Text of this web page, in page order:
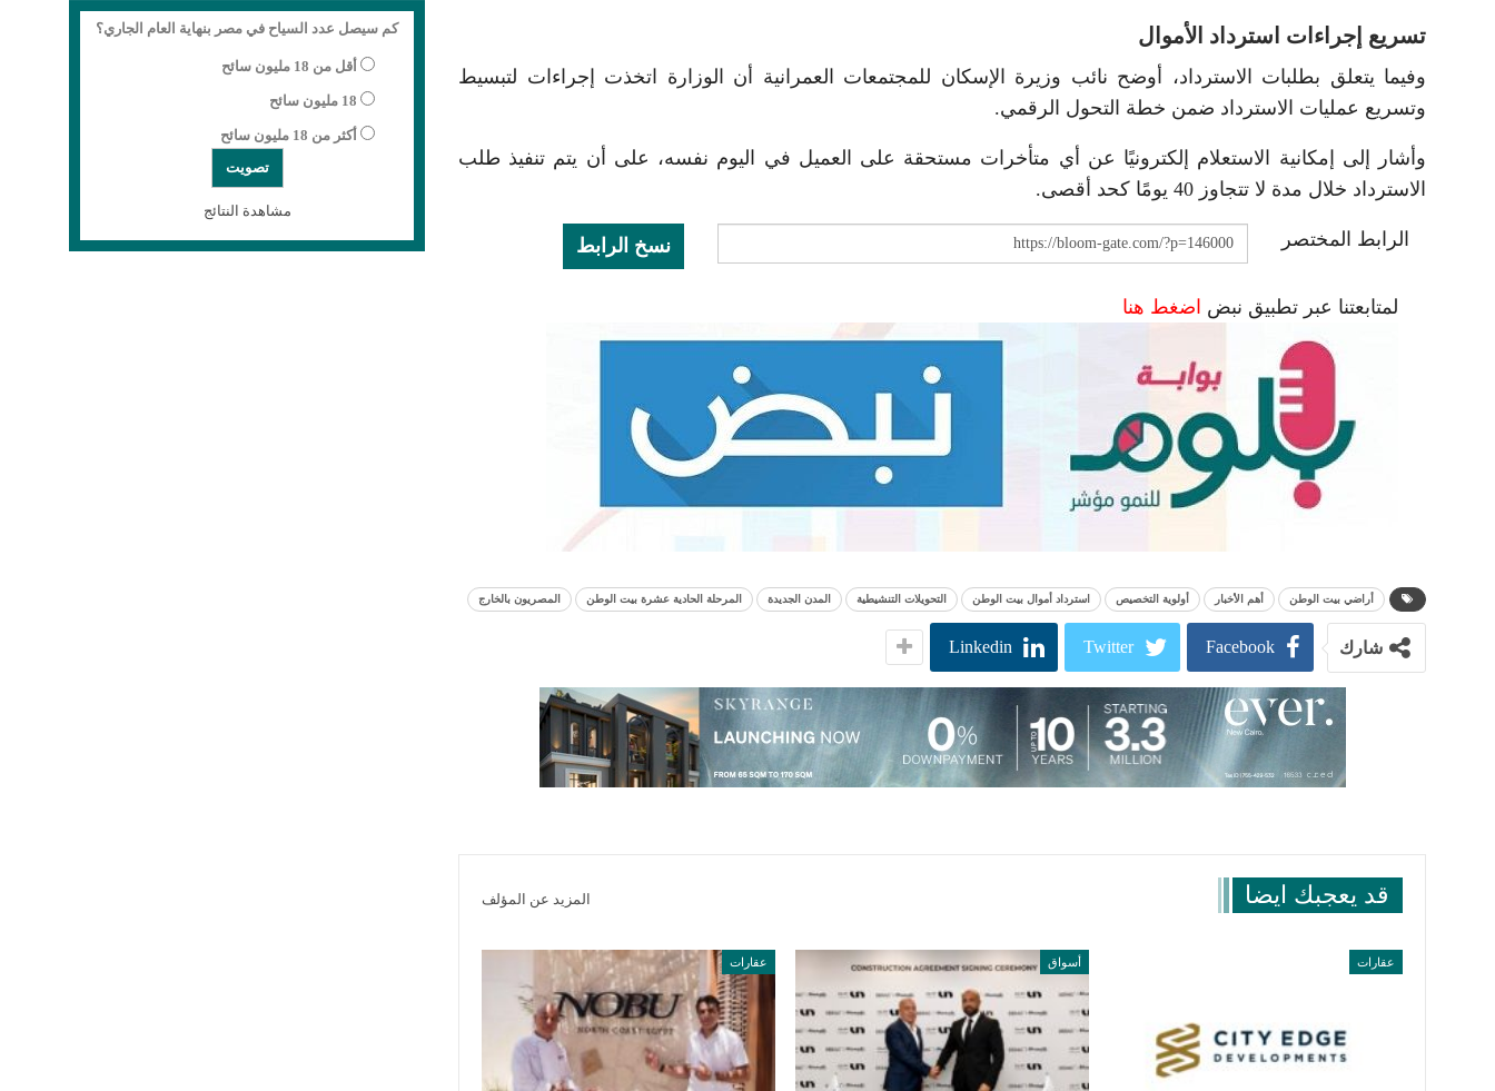
تسريع إجراءات استرداد الأموال
وفيما يتعلق بطلبات الاسترداد، أوضح نائب وزيرة الإسكان للمجتمعات العمرانية أن الوزارة اتخذت إجراءات لتبسيط
وتسريع عمليات الاسترداد ضمن خطة التحول الرقمي.
وأشار إلى إمكانية الاستعلام إلكترونيًا عن أي متأخرات مستحقة على العميل في اليوم نفسه، على أن يتم تنفيذ طلب
الاسترداد خلال مدة لا تتجاوز 40 يومًا كحد أقصى.
الرابط المختصر نسخ الرابط
لمتابعتنا عبر تطبيق نبض اضغط هنا
أراضي بيت الوطن أهم الأخبار أولوية التخصيص استرداد أموال بيت الوطن التحويلات التنشيطية المدن الجديدة المرحلة الحادية عشرة بيت الوطن المصريون بالخارج
شارك Facebook
Twitter
Linkedin
قد يعجبك ايضا المزيد عن المؤلف
عقارات أسواق عقارات
كم سيصل عدد السياح في مصر بنهاية العام الجاري؟
أقل من 18 مليون سائح
18 مليون سائح
أكثر من 18 مليون سائح
مشاهدة النتائج